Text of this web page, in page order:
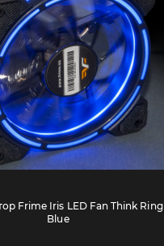
Frime Iris LED Fan Think Ring
Blue